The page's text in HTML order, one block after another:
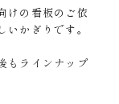
けの看板のご依
かぎりです。
もラインナップ